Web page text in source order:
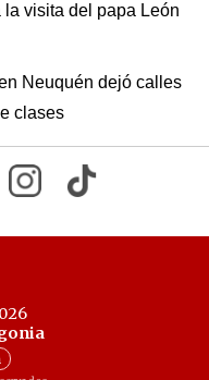
visita del papa León
Neuquén dejó calles
clases